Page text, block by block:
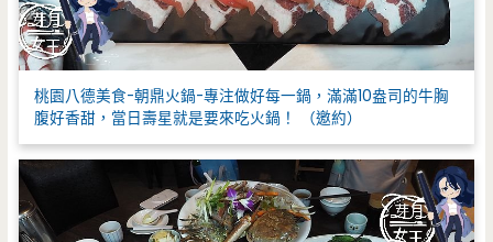
桃園八德美食-朝鼎火鍋-專注做好每一鍋，滿滿10盎司的牛胸
腹好香甜，當日壽星就是要來吃火鍋！ （邀約）